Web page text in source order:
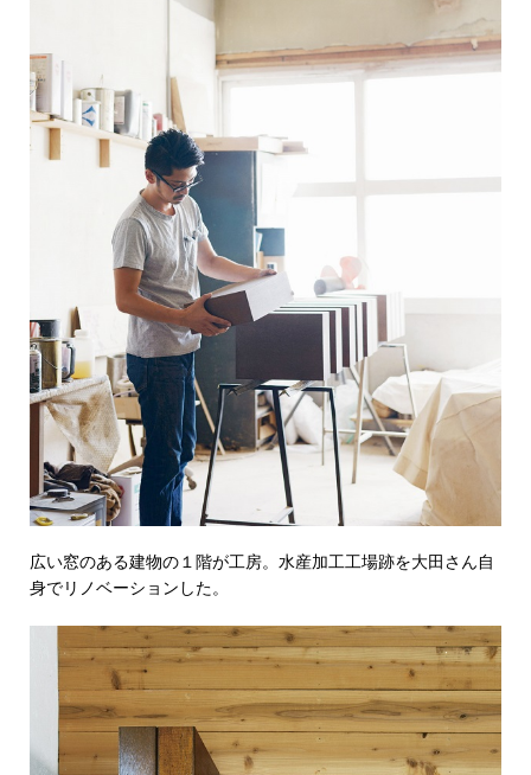
広い窓のある建物の１階が工房。水産加工工場跡を大田さん自
身でリノベーションした。